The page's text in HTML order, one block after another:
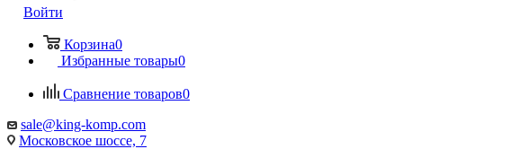
Войти
Корзина0
Избранные товары0
Сравнение товаров0
sale@king-komp.com
Московское шоссе, 7